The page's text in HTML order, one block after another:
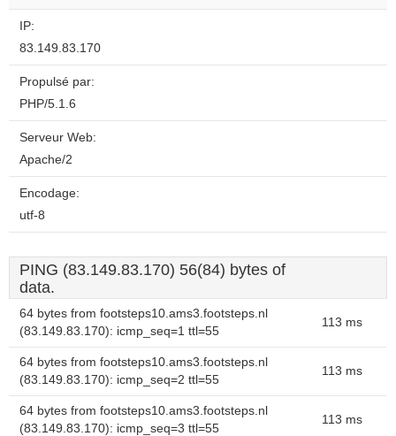
IP:
83.149.83.170
Propulsé par:
PHP/5.1.6
Serveur Web:
Apache/2
Encodage:
utf-8
PING (83.149.83.170) 56(84) bytes of
data.
64 bytes from footsteps10.ams3.footsteps.nl
(83.149.83.170): icmp_seq=1 ttl=55
113 ms
64 bytes from footsteps10.ams3.footsteps.nl
(83.149.83.170): icmp_seq=2 ttl=55
113 ms
64 bytes from footsteps10.ams3.footsteps.nl
(83.149.83.170): icmp_seq=3 ttl=55
113 ms